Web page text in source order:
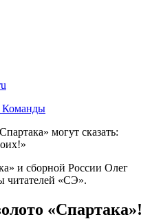
Команды
и сборной России Олег
читателей «СЭ».
«Спартака»!